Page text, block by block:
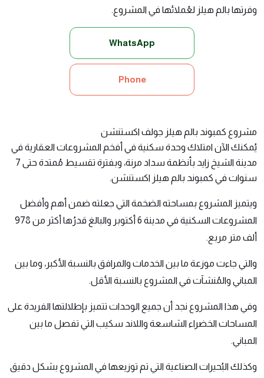
وفرتها بالم هيلز لعُملائها في المشروع.
WhatsApp
Phone
مشروع كمبوند بالم هيلز جولف اكستنشن
يُمكنك الآن امتلاك وحدة سكنية في أفخم المشروعات العقارية في
مدينة الشيخ زايد بأنظمة سداد مرنة، وبفترة تقسيط مُمتدة حتى 7
سنوات في كمبوند بالم هيلز اكستنشن.
ويتميز المشروع بمساحته الضخمة التي جعلته ضمن أهم وأفضل
المشروعات السكنية في مدينة 6 أكتوبر والبالغ قدرُها أكثر من 978
ألف متر مربع.
والتي جاءت موزعة ما بين الخدمات والمرافق بالنسبة الأكبر، وما بين
المباني والمُنشآت في المشروع بالنسبة الأقل.
وفي هذا المشروع نجد أن جميع الوحدات تتميز بإطلالتها الفريدة على
المساحات الخضراء الشاسعة واللاند سكيب التي تفصل ما بين
المباني.
وكذلك البُحيرات الصناعية التي تم توزيعها في المشروع بشكل دقيق